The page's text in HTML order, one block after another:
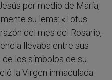
por medio de María,
su lema: «Totus
del mes del Rosario,
llevaba entre sus
de los símbolos de su
la Virgen inmaculada